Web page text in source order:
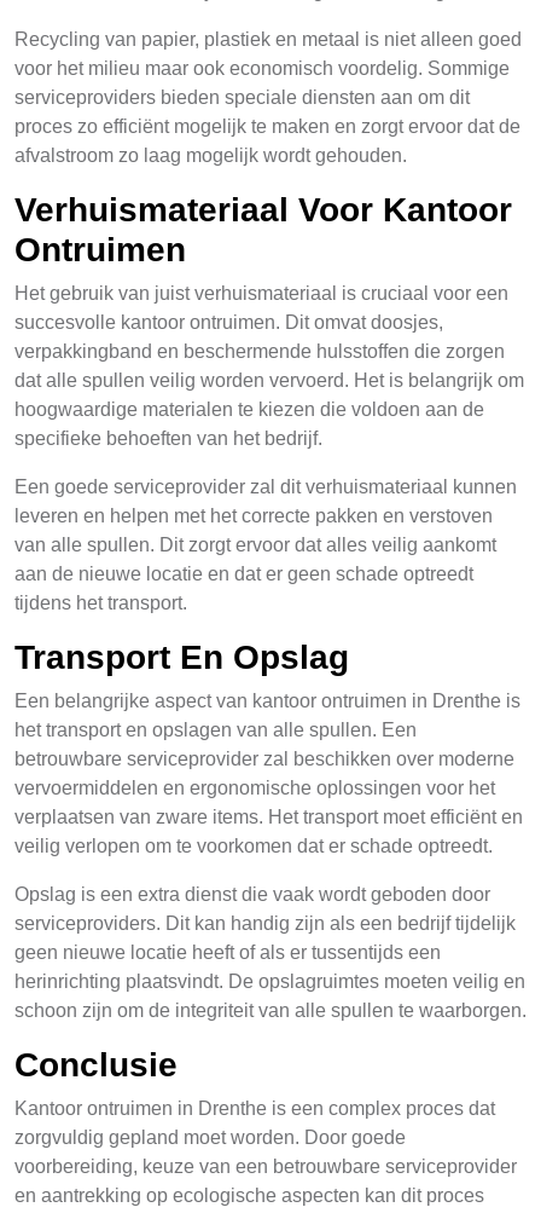
Recycling van papier, plastiek en metaal is niet alleen goed
voor het milieu maar ook economisch voordelig. Sommige
serviceproviders bieden speciale diensten aan om dit
proces zo efficiënt mogelijk te maken en zorgt ervoor dat de
afvalstroom zo laag mogelijk wordt gehouden.
Verhuismateriaal Voor Kantoor
Ontruimen
Het gebruik van juist verhuismateriaal is cruciaal voor een
succesvolle kantoor ontruimen. Dit omvat doosjes,
verpakkingband en beschermende hulsstoffen die zorgen
dat alle spullen veilig worden vervoerd. Het is belangrijk om
hoogwaardige materialen te kiezen die voldoen aan de
specifieke behoeften van het bedrijf.
Een goede serviceprovider zal dit verhuismateriaal kunnen
leveren en helpen met het correcte pakken en verstoven
van alle spullen. Dit zorgt ervoor dat alles veilig aankomt
aan de nieuwe locatie en dat er geen schade optreedt
tijdens het transport.
Transport En Opslag
Een belangrijke aspect van kantoor ontruimen in Drenthe is
het transport en opslagen van alle spullen. Een
betrouwbare serviceprovider zal beschikken over moderne
vervoermiddelen en ergonomische oplossingen voor het
verplaatsen van zware items. Het transport moet efficiënt en
veilig verlopen om te voorkomen dat er schade optreedt.
Opslag is een extra dienst die vaak wordt geboden door
serviceproviders. Dit kan handig zijn als een bedrijf tijdelijk
geen nieuwe locatie heeft of als er tussentijds een
herinrichting plaatsvindt. De opslagruimtes moeten veilig en
schoon zijn om de integriteit van alle spullen te waarborgen.
Conclusie
Kantoor ontruimen in Drenthe is een complex proces dat
zorgvuldig gepland moet worden. Door goede
voorbereiding, keuze van een betrouwbare serviceprovider
en aantrekking op ecologische aspecten kan dit proces